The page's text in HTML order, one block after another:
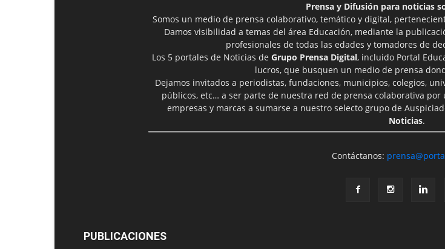
Prensa y Difusión para noticias
Somos un medio de prensa colaborativo, temático y digital,
Damos visibilidad a temas del área Educación, mediante la
profesionales de todas las edades y tomadores de
Los 5 portales de Noticias de Grupo Prensa Digital, incluido Portal
lucros, que busquen un medio de prensa
Dejamos invitados a periodistas, fundaciones, municipios, colegios,
públicos, etc… a ser parte de nuestra red de prensa colaborativa
empresas y marcas a sumarse a nuestro selecto grupo de
Noticias.
Contáctanos:
PUBLICACIONES